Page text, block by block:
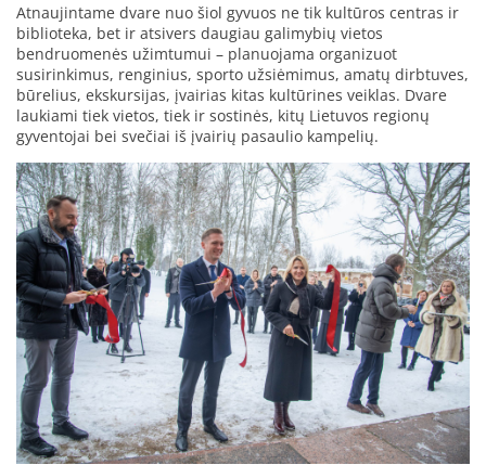
Atnaujintame dvare nuo šiol gyvuos ne tik kultūros centras ir
biblioteka, bet ir atsivers daugiau galimybių vietos
bendruomenės užimtumui – planuojama organizuot
susirinkimus, renginius, sporto užsiėmimus, amatų dirbtuves,
būrelius, ekskursijas, įvairias kitas kultūrines veiklas. Dvare
laukiami tiek vietos, tiek ir sostinės, kitų Lietuvos regionų
gyventojai bei svečiai iš įvairių pasaulio kampelių.